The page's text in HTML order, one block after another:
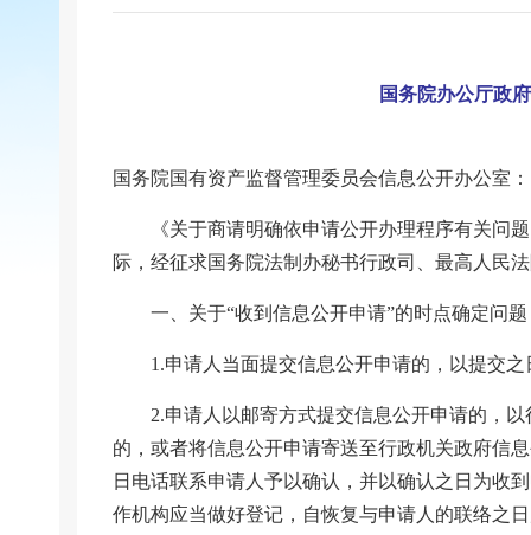
国务院办公厅政
国务院国有资产监督管理委员会信息公开办公室：
《关于商请明确依申请公开办理程序有关问
际，经征求国务院法制办秘书行政司、最高人民
一、关于“收到信息公开申请”的时点确定问题
1.申请人当面提交信息公开申请的，以提交
2.申请人以邮寄方式提交信息公开申请的，
的，或者将信息公开申请寄送至行政机关政府信
日电话联系申请人予以确认，并以确认之日为收
作机构应当做好登记，自恢复与申请人的联络之